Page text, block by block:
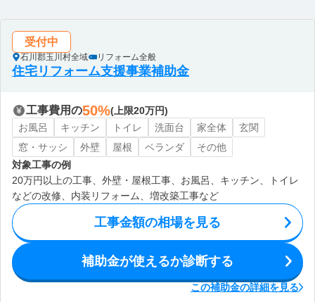
受付中
石川郡玉川村全域 リフォーム全般
住宅リフォーム支援事業補助金
工事費用の50%(上限20万円)
お風呂
キッチン トイレ 洗面台 家全体
玄関
窓・サッシ
外壁 屋根 ベランダ
その他
対象工事の例
20万円以上の工事、外壁・屋根工事、お風呂、キッチン、トイレ
などの改修、内装リフォーム、増改築工事など
工事金額の相場を見る
補助金が使えるか診断する
この補助金の詳細を見る